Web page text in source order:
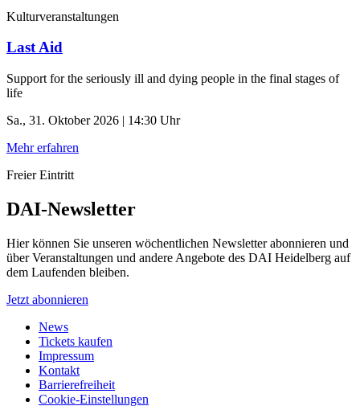
Kulturveranstaltungen
Last Aid
Support for the seriously ill and dying people in the final stages of
life
Sa., 31. Oktober 2026 | 14:30 Uhr
Mehr erfahren
Freier Eintritt
DAI-Newsletter
Hier können Sie unseren wöchentlichen Newsletter abonnieren und
über Veranstaltungen und andere Angebote des DAI Heidelberg auf
dem Laufenden bleiben.
Jetzt abonnieren
News
Tickets kaufen
Impressum
Kontakt
Barrierefreiheit
Cookie-Einstellungen